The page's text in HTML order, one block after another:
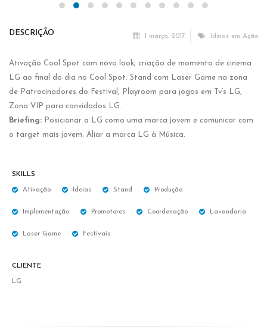
1 março, 2017 Ideias em Ação
DESCRIÇÃO
Ativação Cool Spot com novo look; criação de momento de cinema
LG ao final do dia no Cool Spot. Stand com Laser Game na zona
de Patrocinadores do Festival, Playroom para jogos em Tv’s LG,
Zona VIP para convidados LG.
Briefing: Posicionar a LG como uma marca jovem e comunicar com
o target mais jovem. Aliar a marca LG à Música.
SKILLS
Ativação Ideias Stand Produção
Implementação Promotores Coordenação Lavandaria
Laser Game Festivais
CLIENTE
LG